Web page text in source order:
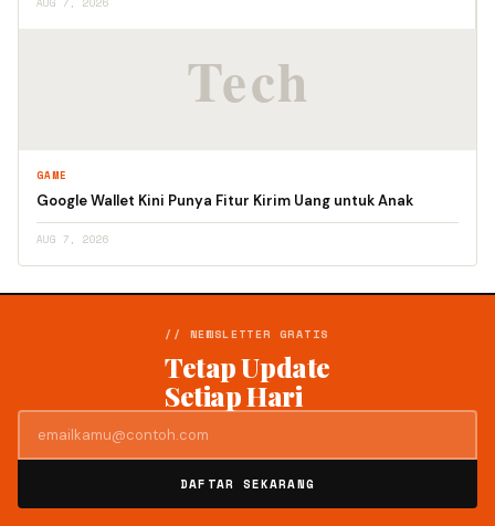
GAME
Google Wallet Kini Punya Fitur Kirim Uang untuk Anak
AUG 7, 2026
// NEWSLETTER GRATIS
Tetap Update
Setiap Hari
DAFTAR SEKARANG